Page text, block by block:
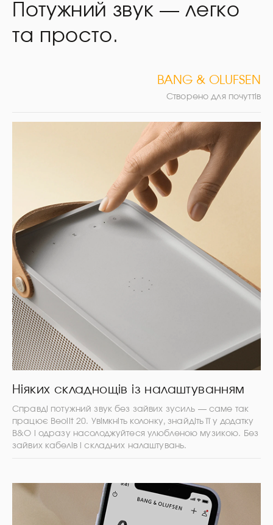
Потужний звук — легко
та просто.
BANG & OLUFSEN
Створено для почуттів
Ніяких складнощів із налаштуванням
Справді потужний звук без зайвих зусиль — саме так
працює Beolit 20. Увімкніть колонку, знайдіть її у додатку
B&O і одразу насолоджуйтеся улюбленою музикою. Без
зайвих кабелів і складних налаштувань.